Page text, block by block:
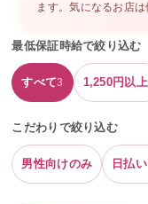
ます。気になるお店
最低保証時給で絞り込む
すべて3 1,250円以上
こだわりで絞り込む
男性向けのみ 日払